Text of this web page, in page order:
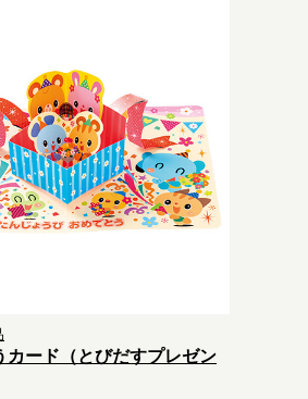
カード（とびだすプレゼン